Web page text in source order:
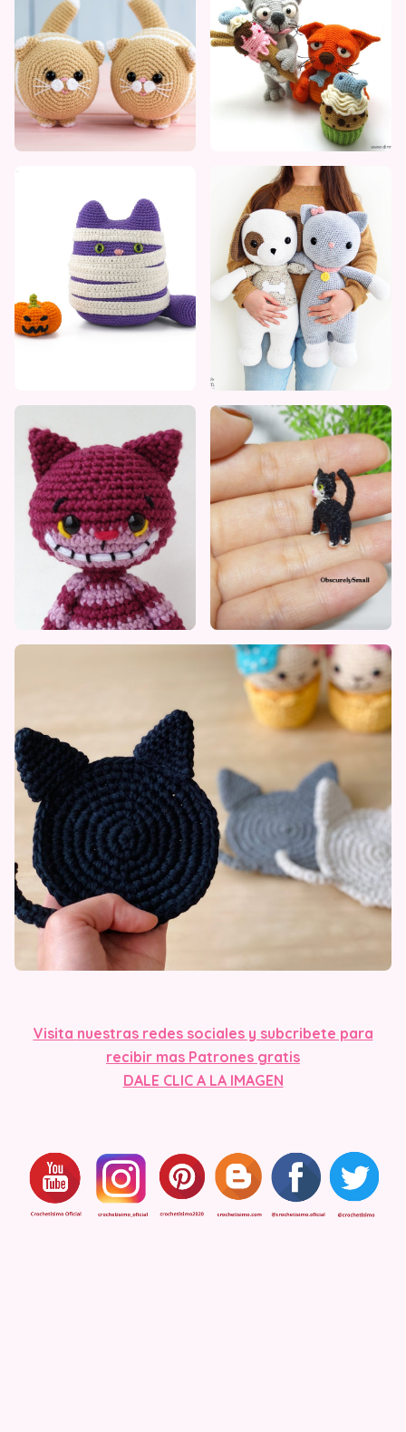
Visita nuestras redes sociales y subcribete para
recibir mas Patrones gratis
DALE CLIC A LA IMAGEN